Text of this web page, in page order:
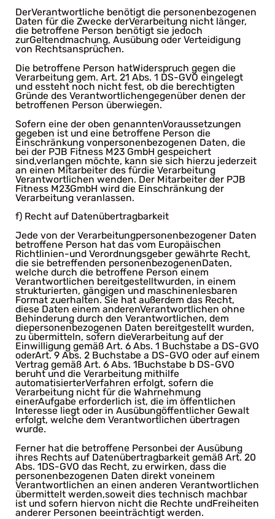
DerVerantwortliche benötigt die personenbezogenen
Daten für die Zwecke derVerarbeitung nicht länger,
die betroffene Person benötigt sie jedoch
zurGeltendmachung, Ausübung oder Verteidigung
von Rechtsansprüchen.
Die betroffene Person hatWiderspruch gegen die
Verarbeitung gem. Art. 21 Abs. 1 DS-GVO eingelegt
und essteht noch nicht fest, ob die berechtigten
Gründe des Verantwortlichengegenüber denen der
betroffenen Person überwiegen.
Sofern eine der oben genanntenVoraussetzungen
gegeben ist und eine betroffene Person die
Einschränkung vonpersonenbezogenen Daten, die
bei der PJB Fitness M23 GmbH gespeichert
sind,verlangen möchte, kann sie sich hierzu jederzeit
an einen Mitarbeiter des fürdie Verarbeitung
Verantwortlichen wenden. Der Mitarbeiter der PJB
Fitness M23GmbH wird die Einschränkung der
Verarbeitung veranlassen.
f) Recht auf Datenübertragbarkeit
Jede von der Verarbeitungpersonenbezogener Daten
betroffene Person hat das vom Europäischen
Richtlinien-und Verordnungsgeber gewährte Recht,
die sie betreffenden personenbezogenenDaten,
welche durch die betroffene Person einem
Verantwortlichen bereitgestelltwurden, in einem
strukturierten, gängigen und maschinenlesbaren
Format zuerhalten. Sie hat außerdem das Recht,
diese Daten einem anderenVerantwortlichen ohne
Behinderung durch den Verantwortlichen, dem
diepersonenbezogenen Daten bereitgestellt wurden,
zu übermitteln, sofern dieVerarbeitung auf der
Einwilligung gemäß Art. 6 Abs. 1 Buchstabe a DS-GVO
oderArt. 9 Abs. 2 Buchstabe a DS-GVO oder auf einem
Vertrag gemäß Art. 6 Abs. 1Buchstabe b DS-GVO
beruht und die Verarbeitung mithilfe
automatisierterVerfahren erfolgt, sofern die
Verarbeitung nicht für die Wahrnehmung
einerAufgabe erforderlich ist, die im öffentlichen
Interesse liegt oder in Ausübungöffentlicher Gewalt
erfolgt, welche dem Verantwortlichen übertragen
wurde.
Ferner hat die betroffene Personbei der Ausübung
ihres Rechts auf Datenübertragbarkeit gemäß Art. 20
Abs. 1DS-GVO das Recht, zu erwirken, dass die
personenbezogenen Daten direkt voneinem
Verantwortlichen an einen anderen Verantwortlichen
übermittelt werden,soweit dies technisch machbar
ist und sofern hiervon nicht die Rechte undFreiheiten
anderer Personen beeinträchtigt werden.